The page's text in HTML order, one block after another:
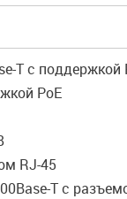
T с поддержкой
PoE
RJ-45
T с